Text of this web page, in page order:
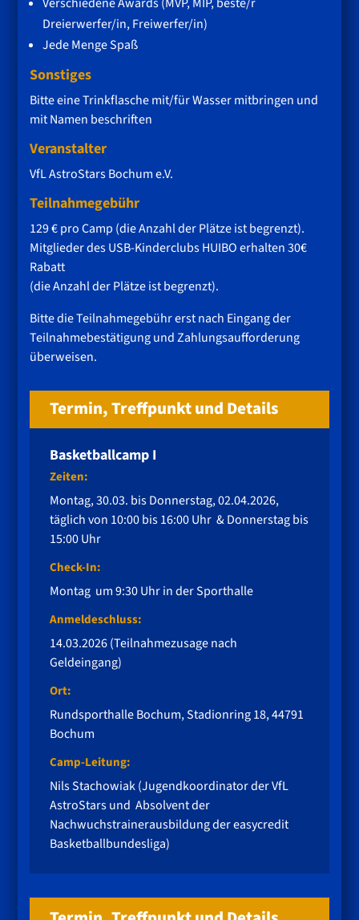
Dreierwerfer/in, Freiwerfer/in)
Jede Menge Spaß
Sonstiges
Bitte eine Trinkflasche mit/für Wasser mitbringen und
mit Namen beschriften
Veranstalter
VfL AstroStars Bochum e.V.
Teilnahmegebühr
129 € pro Camp (die Anzahl der Plätze ist begrenzt).
Mitglieder des USB-Kinderclubs HUIBO erhalten 30€
Rabatt
(die Anzahl der Plätze ist begrenzt).
Bitte die Teilnahmegebühr erst nach Eingang der
Teilnahmebestätigung und Zahlungsaufforderung
überweisen.
Termin, Treffpunkt und Details
Basketballcamp I
Zeiten:
Montag, 30.03. bis Donnerstag, 02.04.2026,
täglich von 10:00 bis 16:00 Uhr & Donnerstag bis
15:00 Uhr
Check-In:
Montag um 9:30 Uhr in der Sporthalle
Anmeldeschluss:
14.03.2026 (Teilnahmezusage nach
Geldeingang)
Ort:
Rundsporthalle Bochum, Stadionring 18, 44791
Bochum
Camp-Leitung:
Nils Stachowiak (Jugendkoordinator der VfL
AstroStars und Absolvent der
Nachwuchstrainerausbildung der easycredit
Basketballbundesliga)